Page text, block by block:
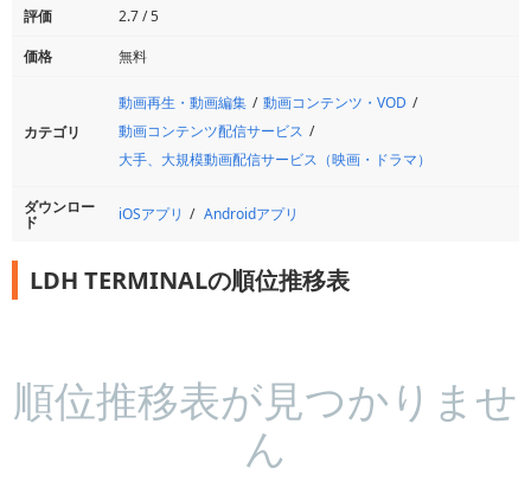
評価
2.7 / 5
価格
無料
カテゴリ
動画再生・動画編集
動画コンテンツ・VOD
動画コンテンツ配信サービス
大手、大規模動画配信サービス（映画・ドラマ）
ダウンロー
ド iOSアプリ Androidアプリ
LDH TERMINALの順位推移表
順位推移表が見つかりませ
ん